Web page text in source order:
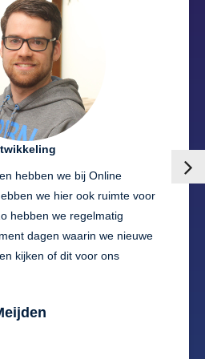
hebben we bij Online
we hier ook ruimte voor
hebben we regelmatig
dagen waarin we nieuwe
kijken of dit voor ons